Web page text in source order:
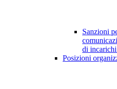
Sanzioni
di
Posizioni